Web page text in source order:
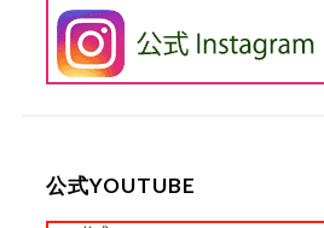
公式YOUTUBE